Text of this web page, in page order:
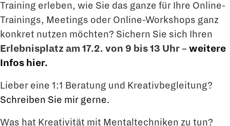
Training erleben, wie Sie das ganze für Ihre Online-
Trainings, Meetings oder Online-Workshops ganz
konkret nutzen möchten? Sichern Sie sich Ihren
Erlebnisplatz am 17.2. von 9 bis 13 Uhr – weitere
Infos hier.
Lieber eine 1:1 Beratung und Kreativbegleitung?
Schreiben Sie mir gerne.
Was hat Kreativität mit Mentaltechniken zu tun?